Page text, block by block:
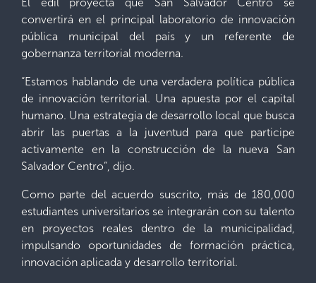
convertirá en el principal laboratorio de innovación
pública municipal del país y un referente de
gobernanza territorial moderna.
“Estamos hablando de una verdadera política pública
de innovación territorial. Una apuesta por el capital
humano. Una estrategia de desarrollo local que busca
abrir las puertas a la juventud para que participe
activamente en la construcción de la nueva San
Salvador Centro”, dijo.
Como parte del acuerdo suscrito, más de 180,000
estudiantes universitarios se integrarán con su talento
en proyectos reales dentro de la municipalidad,
impulsando oportunidades de formación práctica,
innovación aplicada y desarrollo territorial.